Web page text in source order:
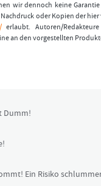
wir dennoch keine
oder Kopien der
erlaubt. Autoren/
an den vorgestellten
Dumm!
Ein Risiko